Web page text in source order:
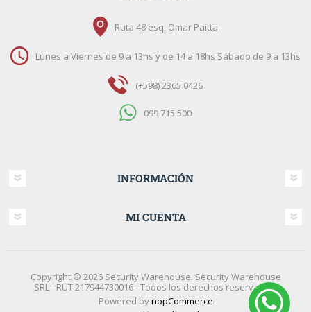
Ruta 48 esq. Omar Paitta
Lunes a Viernes de 9 a 13hs y de 14 a 18hs Sábado de 9 a 13hs
(+598) 2365 0426
099 715 500
INFORMACIÓN
MI CUENTA
Copyright ® 2026 Security Warehouse. Security Warehouse
SRL - RUT 217944730016 - Todos los derechos reservados.
Powered bynopCommerce